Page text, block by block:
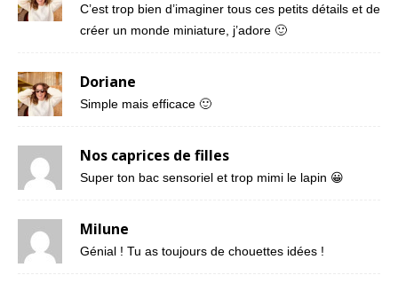
C’est trop bien d’imaginer tous ces petits détails et de
créer un monde miniature, j’adore 🙂
Doriane
Simple mais efficace 🙂
Nos caprices de filles
Super ton bac sensoriel et trop mimi le lapin 😀
Milune
Génial ! Tu as toujours de chouettes idées !